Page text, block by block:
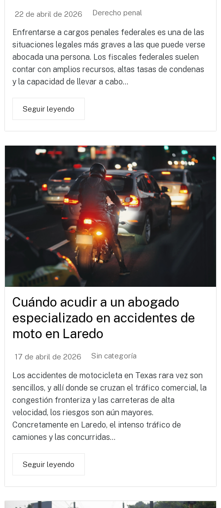
22 de abril de 2026 Derecho penal
Enfrentarse a cargos penales federales es una de las
situaciones legales más graves a las que puede verse
abocada una persona. Los fiscales federales suelen
contar con amplios recursos, altas tasas de condenas
y la capacidad de llevar a cabo...
Seguir leyendo
Cuándo acudir a un abogado
especializado en accidentes de
moto en Laredo
17 de abril de 2026 Sin categoría
Los accidentes de motocicleta en Texas rara vez son
sencillos, y allí donde se cruzan el tráfico comercial, la
congestión fronteriza y las carreteras de alta
velocidad, los riesgos son aún mayores.
Concretamente en Laredo, el intenso tráfico de
camiones y las concurridas...
Seguir leyendo